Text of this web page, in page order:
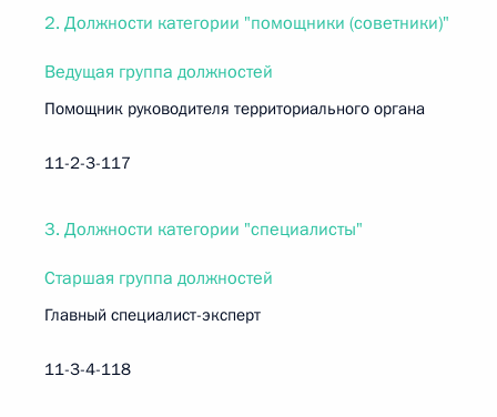
2. Должности категории "помощники (советники)"
Ведущая группа должностей
Помощник руководителя территориального органа
11-2-3-117
3. Должности категории "специалисты"
Старшая группа должностей
Главный специалист-эксперт
11-3-4-118